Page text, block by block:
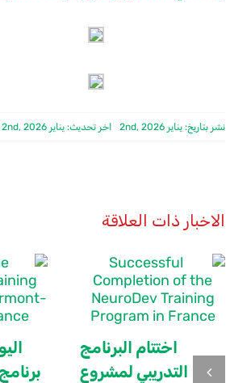
نشر بتاريخ: يناير 2nd, 2026 اخر تحديث: يناير 2nd, 2026
الاخبار ذات العلاقة
اختتام البرنامج
التدريبي لمشروع